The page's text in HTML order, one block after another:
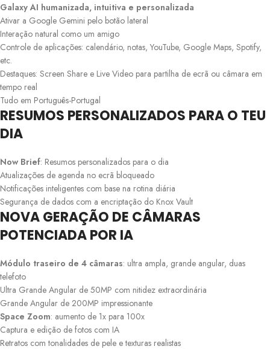
Galaxy AI humanizada, intuitiva e personalizada
Ativar a Google Gemini pelo botão lateral
Interação natural como um amigo
Controle de aplicações: calendário, notas, YouTube, Google Maps, Spotify,
etc.
Destaques: Screen Share e Live Video para partilha de ecrã ou câmara em
tempo real
Tudo em Português-Portugal
RESUMOS PERSONALIZADOS PARA O TEU
DIA
Now Brief: Resumos personalizados para o dia
Atualizações de agenda no ecrã bloqueado
Notificações inteligentes com base na rotina diária
Segurança de dados com a encriptação do Knox Vault
NOVA GERAÇÃO DE CÂMARAS
POTENCIADA POR IA
Módulo traseiro de 4 câmaras: ultra ampla, grande angular, duas
telefoto
Ultra Grande Angular de 50MP com nitidez extraordinária
Grande Angular de 200MP impressionante
Space Zoom: aumento de 1x para 100x
Captura e edição de fotos com IA
Retratos com tonalidades de pele e texturas realistas